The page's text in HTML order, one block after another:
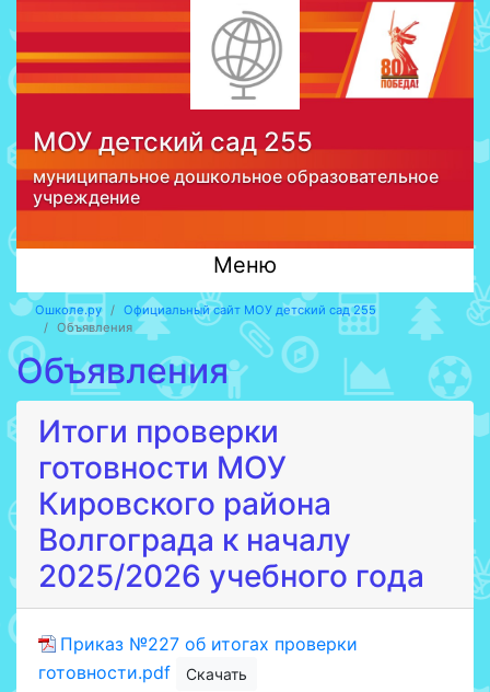
МОУ детский сад 255
муниципальное дошкольное образовательное
учреждение
Меню
Ошколе.ру
Официальный сайт МОУ детский сад 255
Объявления
Объявления
Итоги проверки
готовности МОУ
Кировского района
Волгограда к началу
2025/2026 учебного года
Приказ №227 об итогах проверки
готовности.pdf
Скачать